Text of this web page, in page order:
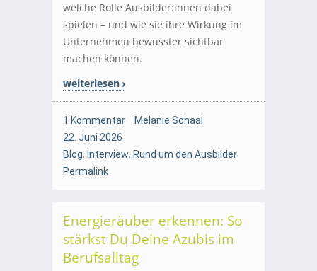
welche Rolle Ausbilder:innen dabei
spielen – und wie sie ihre Wirkung im
Unternehmen bewusster sichtbar
machen können.
weiterlesen
1 Kommentar
Melanie Schaal
22. Juni 2026
Blog, Interview, Rund um den Ausbilder
Permalink
Energieräuber erkennen: So
stärkst Du Deine Azubis im
Berufsalltag